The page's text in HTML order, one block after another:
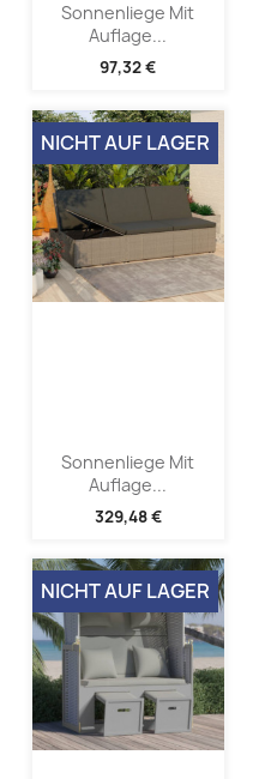
Sonnenliege Mit
Auflage...
97,32 €
Sonnenliege Mit
Auflage...
329,48 €
NICHT AUF LAGER
NICHT AUF LAGER